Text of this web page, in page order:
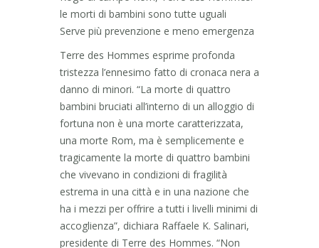
le morti di bambini sono tutte uguali
Serve più prevenzione e meno emergenza
Terre des Hommes esprime profonda
tristezza l’ennesimo fatto di cronaca nera a
danno di minori. “La morte di quattro
bambini bruciati all’interno di un alloggio di
fortuna non è una morte caratterizzata,
una morte Rom, ma è semplicemente e
tragicamente la morte di quattro bambini
che vivevano in condizioni di fragilità
estrema in una città e in una nazione che
ha i mezzi per offrire a tutti i livelli minimi di
accoglienza”, dichiara Raffaele K. Salinari,
presidente di Terre des Hommes. “Non